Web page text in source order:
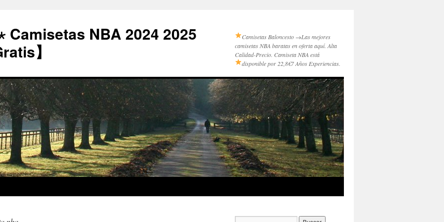
Camisetas NBA 2024 2025
】
Camisetas Baloncesto →Las mejores
camisetas NBA baratas en oferta aquí. Alta
Calidad-Precio. Camiseta NBA está
disponible por 22,8€7 Años Experiencias.